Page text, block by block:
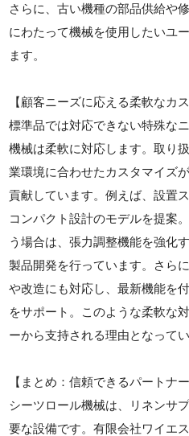
さらに、古い機種の部品供給や
にわたって機械を使用したいユ
ます。
【顧客ニーズに応える柔軟なカ
標準品では対応できない特殊な
機械は柔軟に対応します。取り
業環境に合わせたカスタマイズ
貢献しています。例えば、設置
コンパクト設計のモデルを提案
う場合は、張力調整機能を強化
製品開発を行っています。さら
や改造にも対応し、最新機能を
をサポート。このような柔軟な
ーから支持される理由となってい
【まとめ：信頼できるパートナ
シーツロール機械は、リネンサ
要な設備です。有限会社ワイエ